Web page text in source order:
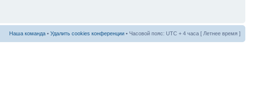
Наша команда • Удалить cookies конференции • Часовой пояс: UTC + 4 часа [ Летнее время ]